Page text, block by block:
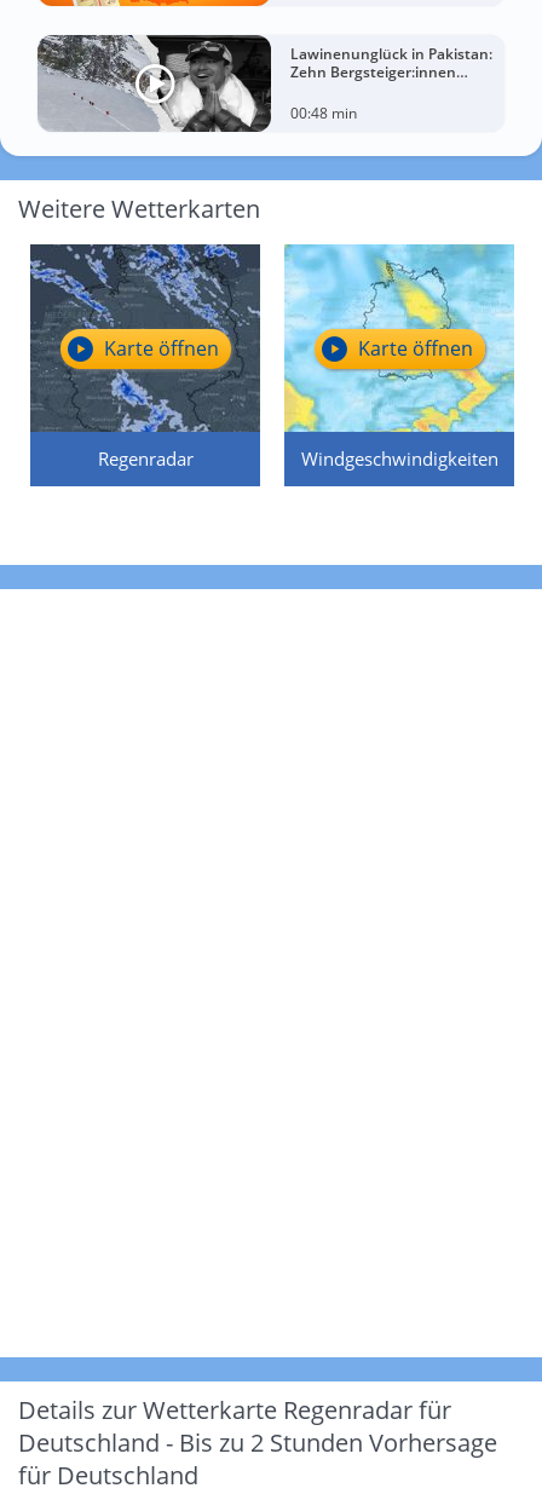
Lawinenunglück in Pakistan:
Zehn Bergsteiger:innen
00:48 min
Weitere Wetterkarten
Regenradar
Karte öffnen
Windgeschwindigkeiten
Karte öffnen
Details zur Wetterkarte Regenradar für
Deutschland - Bis zu 2 Stunden Vorhersage
für Deutschland